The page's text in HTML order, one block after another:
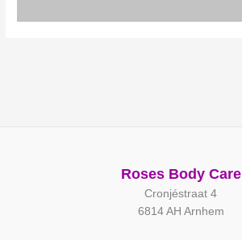
Roses Body Care
Cronjéstraat 4
6814 AH Arnhem